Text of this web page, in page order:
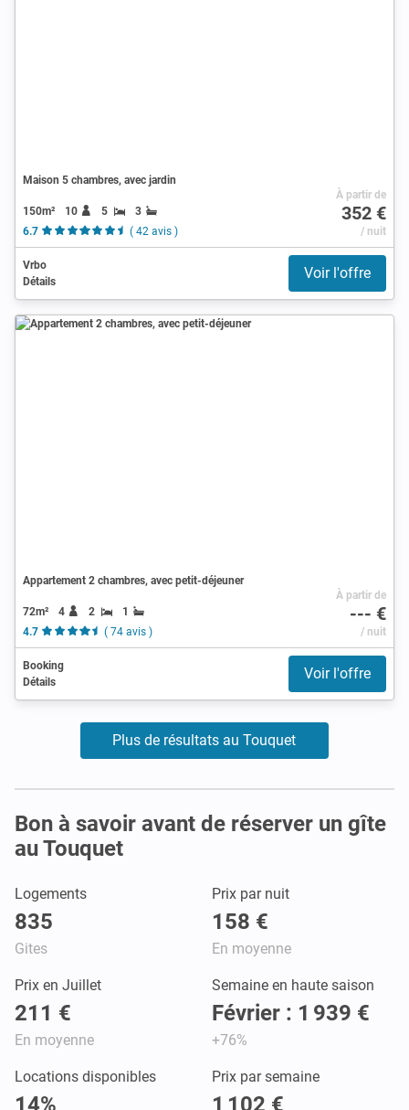
Maison 5 chambres, avec jardin
150m² 10 5
3
6.7
( 42 avis )
À partir de
352 €
/ nuit
Vrbo
Détails
Voir l'offre
Appartement 2 chambres, avec petit-déjeuner
72m² 4 2
1
4.7
( 74 avis )
À partir de
--- €
/ nuit
Booking
Détails
Voir l'offre
Plus de résultats au Touquet
Bon à savoir avant de réserver un gîte
au Touquet
Logements
835
Gites
Prix par nuit
158 €
En moyenne
Prix en Juillet
211 €
En moyenne
Semaine en haute saison
Février : 1 939 €
+76%
Locations disponibles
14%
Prix par semaine
1 102 €